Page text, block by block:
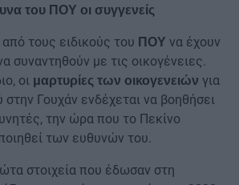
του ΠΟΥ οι συγγενείς
από τους ειδικούς του ΠΟΥ να έχουν
συναντηθούν με τις οικογένειες.
οι μαρτυρίες των οικογενειών για
στην Γουχάν ενδέχεται να βοηθήσει
την ώρα που το Πεκίνο
των ευθυνών του.
στοιχεία που έδωσαν στη